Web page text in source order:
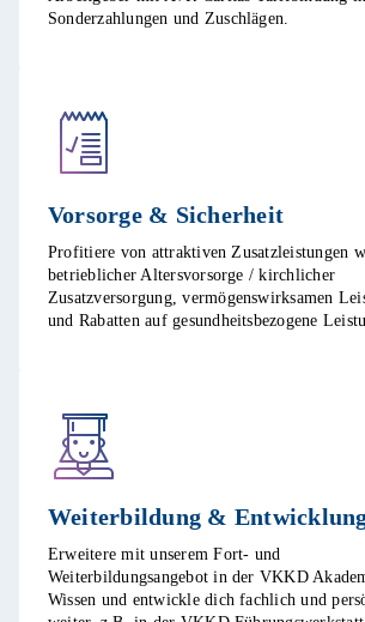
Sonderzahlungen und Zuschlägen.​
Vorsorge & Sicherheit​
Profitiere von attraktiven Zusatzleistungen
betrieblicher Altersvorsorge / kirchlicher
Zusatzversorgung, vermögenswirksamen
und Rabatten auf gesundheitsbezogene
Weiterbildung &
Erweitere mit unserem Fort- und
Weiterbildungsangebot in der VKKD
Wissen und entwickle dich fachlich und